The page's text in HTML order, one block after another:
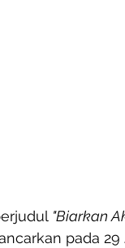
"Biarkan
pada